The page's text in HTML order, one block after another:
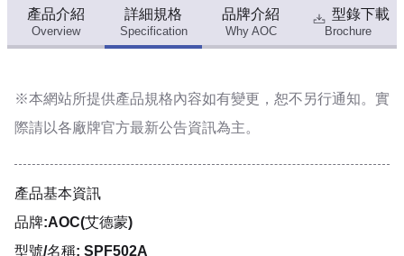
產品介紹
Overview
詳細規格
Specification
品牌介紹
Why AOC
型錄下載
Brochure
※本網站所提供產品規格內容如有變更，恕不另行通知。實
際請以各廠牌官方最新公告資訊為主。
產品基本資訊
品牌:AOC(艾德蒙)
型號/名稱: SPF502A